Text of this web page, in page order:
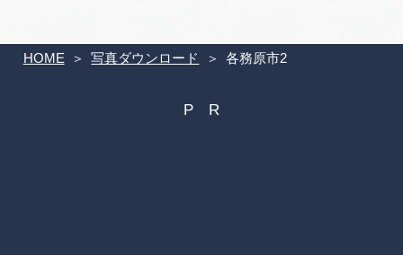
HOME 写真ダウンロード 各務原市2